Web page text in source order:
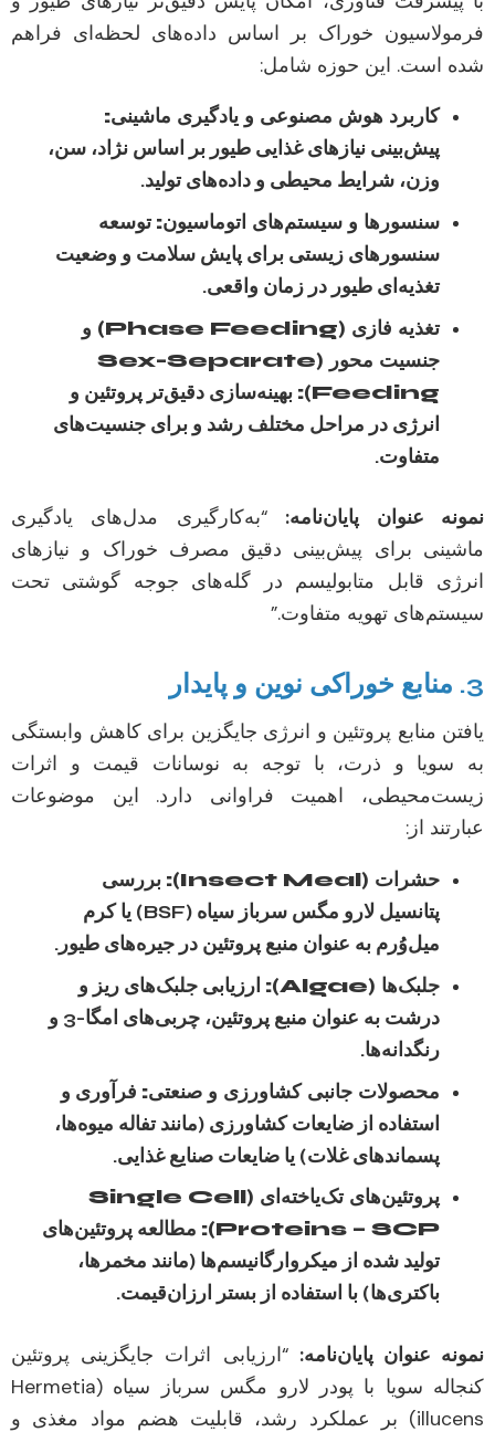
فرمولاسیون خوراک بر اساس داده‌های لحظه‌ای فراهم
شده است. این حوزه شامل:
کاربرد هوش مصنوعی و یادگیری ماشینی:
پیش‌بینی نیازهای غذایی طیور بر اساس نژاد، سن،
وزن، شرایط محیطی و داده‌های تولید.
سنسورها و سیستم‌های اتوماسیون: توسعه
سنسورهای زیستی برای پایش سلامت و وضعیت
تغذیه‌ای طیور در زمان واقعی.
تغذیه فازی (Phase Feeding) و
جنسیت محور (Sex-Separate
Feeding):
بهینه‌سازی دقیق‌تر پروتئین و
انرژی در مراحل مختلف رشد و برای جنسیت‌های
متفاوت.
نمونه عنوان پایان‌نامه: “به‌کارگیری مدل‌های یادگیری
ماشینی برای پیش‌بینی دقیق مصرف خوراک و نیازهای
انرژی قابل متابولیسم در گله‌های جوجه گوشتی تحت
سیستم‌های تهویه متفاوت.”
3. منابع خوراکی نوین و پایدار
یافتن منابع پروتئین و انرژی جایگزین برای کاهش وابستگی
به سویا و ذرت، با توجه به نوسانات قیمت و اثرات
زیست‌محیطی، اهمیت فراوانی دارد. این موضوعات
عبارتند از:
حشرات (Insect Meal):
بررسی
پتانسیل لارو مگس سرباز سیاه (BSF) یا کرم
میل‌وُرم به عنوان منبع پروتئین در جیره‌های طیور.
جلبک‌ها (Algae):
ارزیابی جلبک‌های ریز و
درشت به عنوان منبع پروتئین، چربی‌های امگا-3 و
رنگدانه‌ها.
محصولات جانبی کشاورزی و صنعتی: فرآوری و
استفاده از ضایعات کشاورزی (مانند تفاله میوه‌ها،
پسماندهای غلات) یا ضایعات صنایع غذایی.
پروتئین‌های تک‌یاخته‌ای (Single Cell
Proteins – SCP):
مطالعه پروتئین‌های
تولید شده از میکروارگانیسم‌ها (مانند مخمرها،
باکتری‌ها) با استفاده از بستر ارزان‌قیمت.
نمونه عنوان پایان‌نامه: “ارزیابی اثرات جایگزینی پروتئین
کنجاله سویا با پودر لارو مگس سرباز سیاه (Hermetia
illucens) بر عملکرد رشد، قابلیت هضم مواد مغذی و